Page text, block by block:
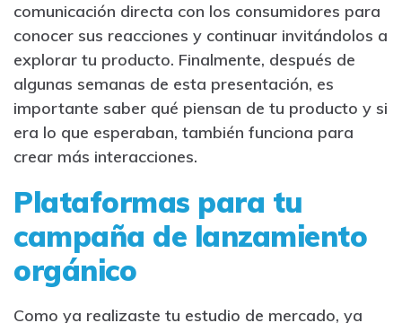
comunicación directa con los consumidores para
conocer sus reacciones y continuar invitándolos a
explorar tu producto. Finalmente, después de
algunas semanas de esta presentación, es
importante saber qué piensan de tu producto y si
era lo que esperaban, también funciona para
crear más interacciones.
Plataformas para tu
campaña de lanzamiento
orgánico
Como ya realizaste tu estudio de mercado, ya